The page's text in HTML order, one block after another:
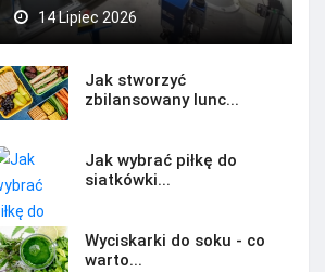
14 Lipiec 2026
Jak stworzyć
zbilansowany lunc...
Jak wybrać piłkę do
siatkówki...
Wyciskarki do soku - co
warto...